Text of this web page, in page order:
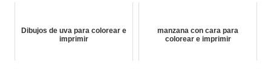
Dibujos de uva para colorear e
imprimir
manzana con cara para
colorear e imprimir